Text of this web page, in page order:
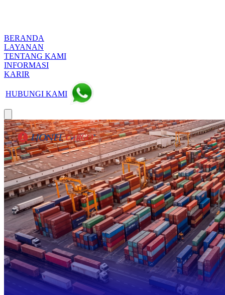
BERANDA
LAYANAN
TENTANG KAMI
INFORMASI
KARIR
HUBUNGI KAMI